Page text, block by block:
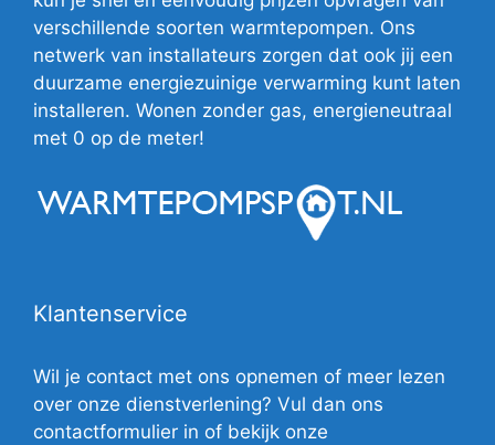
verschillende soorten warmtepompen. Ons
netwerk van installateurs zorgen dat ook jij een
duurzame energiezuinige verwarming kunt laten
installeren. Wonen zonder gas, energieneutraal
met 0 op de meter!
Klantenservice
Wil je contact met ons opnemen of meer lezen
over onze dienstverlening? Vul dan ons
contactformulier in of bekijk onze